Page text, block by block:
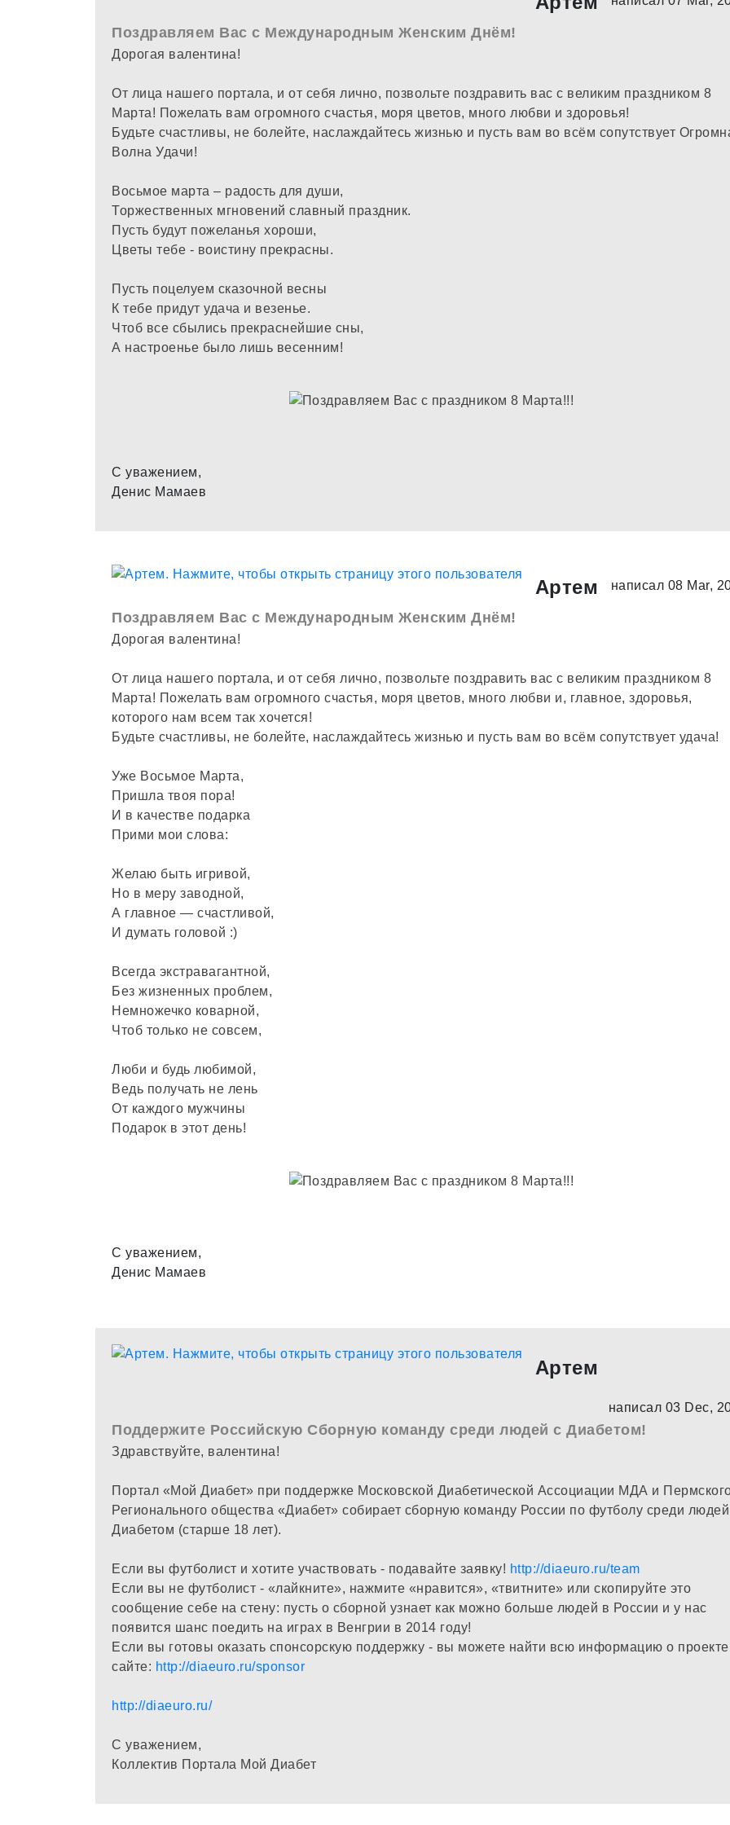
Поздравляем Вас с Международным Женским Днём!
Дорогая валентина!
От лица нашего портала, и от себя лично, позвольте поздравить вас с великим праздником 8
Марта! Пожелать вам огромного счастья, моря цветов, много любви и здоровья!
Будьте счастливы, не болейте, наслаждайтесь жизнью и пусть вам во всём сопутствует
Волна Удачи!
Восьмое марта – радость для души,
Торжественных мгновений славный праздник.
Пусть будут пожеланья хороши,
Цветы тебе - воистину прекрасны.
Пусть поцелуем сказочной весны
К тебе придут удача и везенье.
Чтоб все сбылись прекраснейшие сны,
А настроенье было лишь весенним!
С уважением,
Денис Мамаев
Артем написал 08 Mar,
Поздравляем Вас с Международным Женским Днём!
Дорогая валентина!
От лица нашего портала, и от себя лично, позвольте поздравить вас с великим праздником 8
Марта! Пожелать вам огромного счастья, моря цветов, много любви и, главное, здоровья,
которого нам всем так хочется!
Будьте счастливы, не болейте, наслаждайтесь жизнью и пусть вам во всём сопутствует удача!
Уже Восьмое Марта,
Пришла твоя пора!
И в качестве подарка
Прими мои слова:
Желаю быть игривой,
Но в меру заводной,
А главное — счастливой,
И думать головой :)
Всегда экстравагантной,
Без жизненных проблем,
Немножечко коварной,
Чтоб только не совсем,
Люби и будь любимой,
Ведь получать не лень
От каждого мужчины
Подарок в этот день!
С уважением,
Денис Мамаев
Артем
написал 03 Dec,
Поддержите Российскую Сборную команду среди людей с Диабетом!
Здравствуйте, валентина!
Портал «Мой Диабет» при поддержке Московской Диабетической Ассоциации МДА и
Регионального общества «Диабет» собирает сборную команду России по футболу среди
Диабетом (старше 18 лет).
Если вы футболист и хотите участвовать - подавайте заявку! http://diaeuro.ru/team
Если вы не футболист - «лайкните», нажмите «нравится», «твитните» или скопируйте это
сообщение себе на стену: пусть о сборной узнает как можно больше людей в России и у нас
появится шанс поедить на играх в Венгрии в 2014 году!
Если вы готовы оказать спонсорскую поддержку - вы можете найти всю информацию о
сайте: http://diaeuro.ru/sponsor
http://diaeuro.ru/
С уважением,
Коллектив Портала Мой Диабет